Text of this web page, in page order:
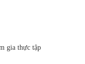
gia thực tập